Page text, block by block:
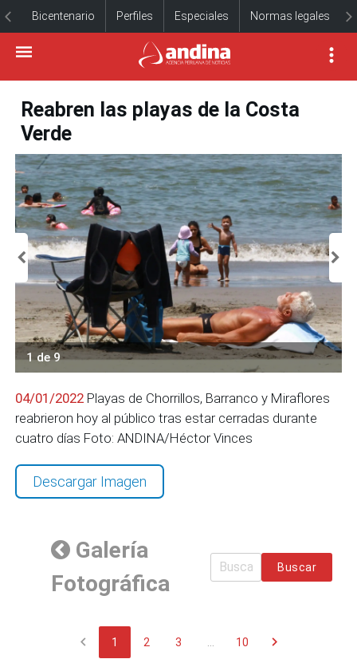
Bicentenario Perfiles Especiales Normas legales
Reabren las playas de la Costa
Verde
1 de 9
04/01/2022 Playas de Chorrillos, Barranco y Miraflores
reabrieron hoy al público tras estar cerradas durante
cuatro días Foto: ANDINA/Héctor Vinces
Descargar Imagen
Galería
Fotográfica
Buscar
chevron_left 1 2 3 10 chevron_right